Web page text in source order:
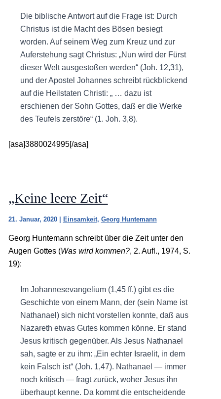
Die biblische Antwort auf die Frage ist: Durch
Christus ist die Macht des Bösen besiegt
worden. Auf seinem Weg zum Kreuz und zur
Auferstehung sagt Christus: „Nun wird der Fürst
dieser Welt ausgestoßen werden“ (Joh. 12,31),
und der Apostel Johannes schreibt rückblickend
auf die Heilstaten Christi: „ … dazu ist
erschienen der Sohn Gottes, daß er die Werke
des Teufels zerstöre“ (1. Joh. 3,8).
[asa]3880024995[/asa]
„Keine leere Zeit“
21. Januar, 2020 Einsamkeit, Georg Huntemann
Georg Huntemann schreibt über die Zeit unter den
Augen Gottes (Was wird kommen?, 2. Aufl., 1974, S.
19):
Im Johannesevangelium (1,45 ff.) gibt es die
Geschichte von einem Mann, der (sein Name ist
Nathanael) sich nicht vorstellen konnte, daß aus
Nazareth etwas Gutes kommen könne. Er stand
Jesus kritisch gegenüber. Als Jesus Nathanael
sah, sagte er zu ihm: „Ein echter Israelit, in dem
kein Falsch ist“ (Joh. 1,47). Nathanael — immer
noch kritisch — fragt zurück, woher Jesus ihn
überhaupt kenne. Da kommt die entscheidende